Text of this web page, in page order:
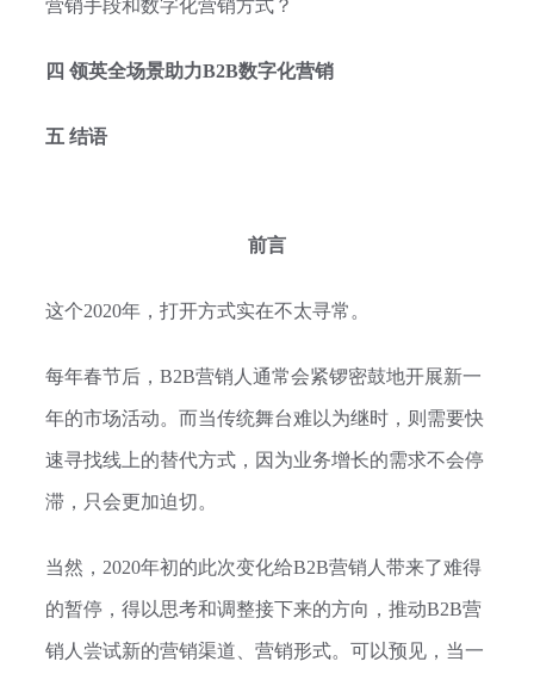
营销手段和数字化营销方式？
四 领英全场景助力B2B数字化营销
五 结语
前言
这个2020年，打开方式实在不太寻常。
每年春节后，B2B营销人通常会紧锣密鼓地开展新一
年的市场活动。而当传统舞台难以为继时，则需要快
速寻找线上的替代方式，因为业务增长的需求不会停
滞，只会更加迫切。
当然，2020年初的此次变化给B2B营销人带来了难得
的暂停，得以思考和调整接下来的方向，推动B2B营
销人尝试新的营销渠道、营销形式。可以预见，当一